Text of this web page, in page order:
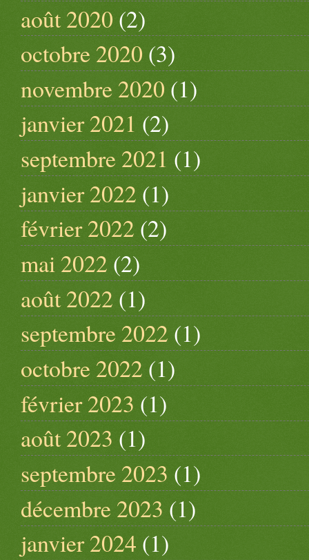
août 2020(2)
octobre 2020 (3)
novembre 2020 (1)
janvier 2021 (2)
septembre 2021 (1)
janvier 2022 (1)
février 2022 (2)
mai 2022 (2)
août 2022 (1)
septembre 2022 (1)
octobre 2022 (1)
février 2023 (1)
août 2023 (1)
septembre 2023 (1)
décembre 2023 (1)
janvier 2024 (1)